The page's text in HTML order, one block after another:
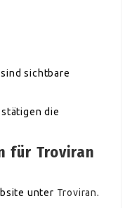
sichtbare
die
für Troviran
unter Troviran.